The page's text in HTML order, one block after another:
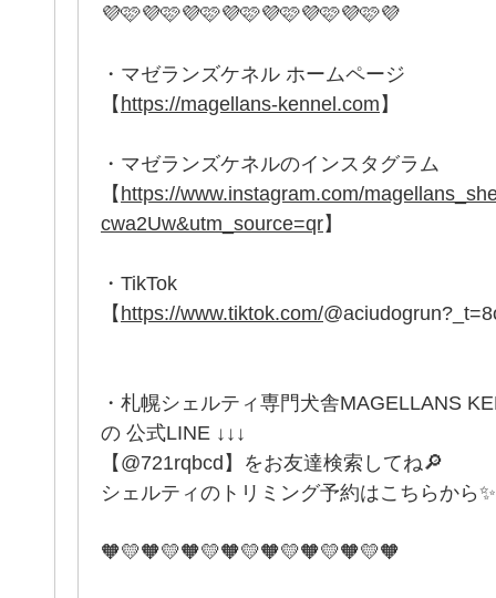
💜🩷💜🩷💜🩷💜🩷💜🩷💜🩷💜🩷💜
・マゼランズケネル ホームページ
【https://magellans-kennel.com】
・マゼランズケネルのインスタグラム
【https://www.instagram.com/
cwa2Uw&utm_source=qr】
・TikTok
【https://www.tiktok.com/
・札幌シェルティ専門犬舎MAGELLANS
の 公式LINE ↓↓↓
【@721rqbcd】をお友達検索してね🔎
シェルティのトリミング予約はこちらから✨
🧡💛🧡💛🧡💛🧡💛🧡💛🧡💛🧡💛🧡